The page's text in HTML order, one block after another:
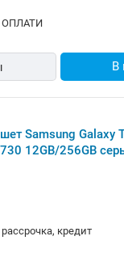
ОПЛАТИ
В
Samsung Galaxy
12GB/256GB
кредит